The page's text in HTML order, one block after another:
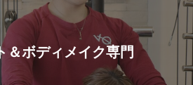
＆ボディメイク専門